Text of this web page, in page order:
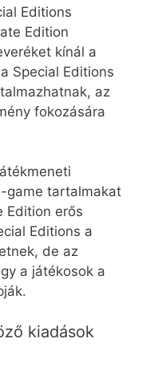
Editions
Edition
kínál a
Special Editions
az
fokozására
game tartalmakat
Edition erős
Editions a
de az
a játékosok a
kiadások